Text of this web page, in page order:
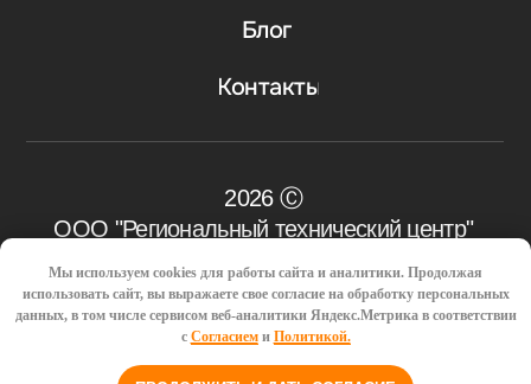
Мы используем cookies для работы сайта и аналитики. Продолжая
использовать сайт, вы выражаете свое согласие на обработку персональных
данных, в том числе сервисом веб-аналитики Яндекс.Метрика в соответствии
с Согласиеми Политикой.